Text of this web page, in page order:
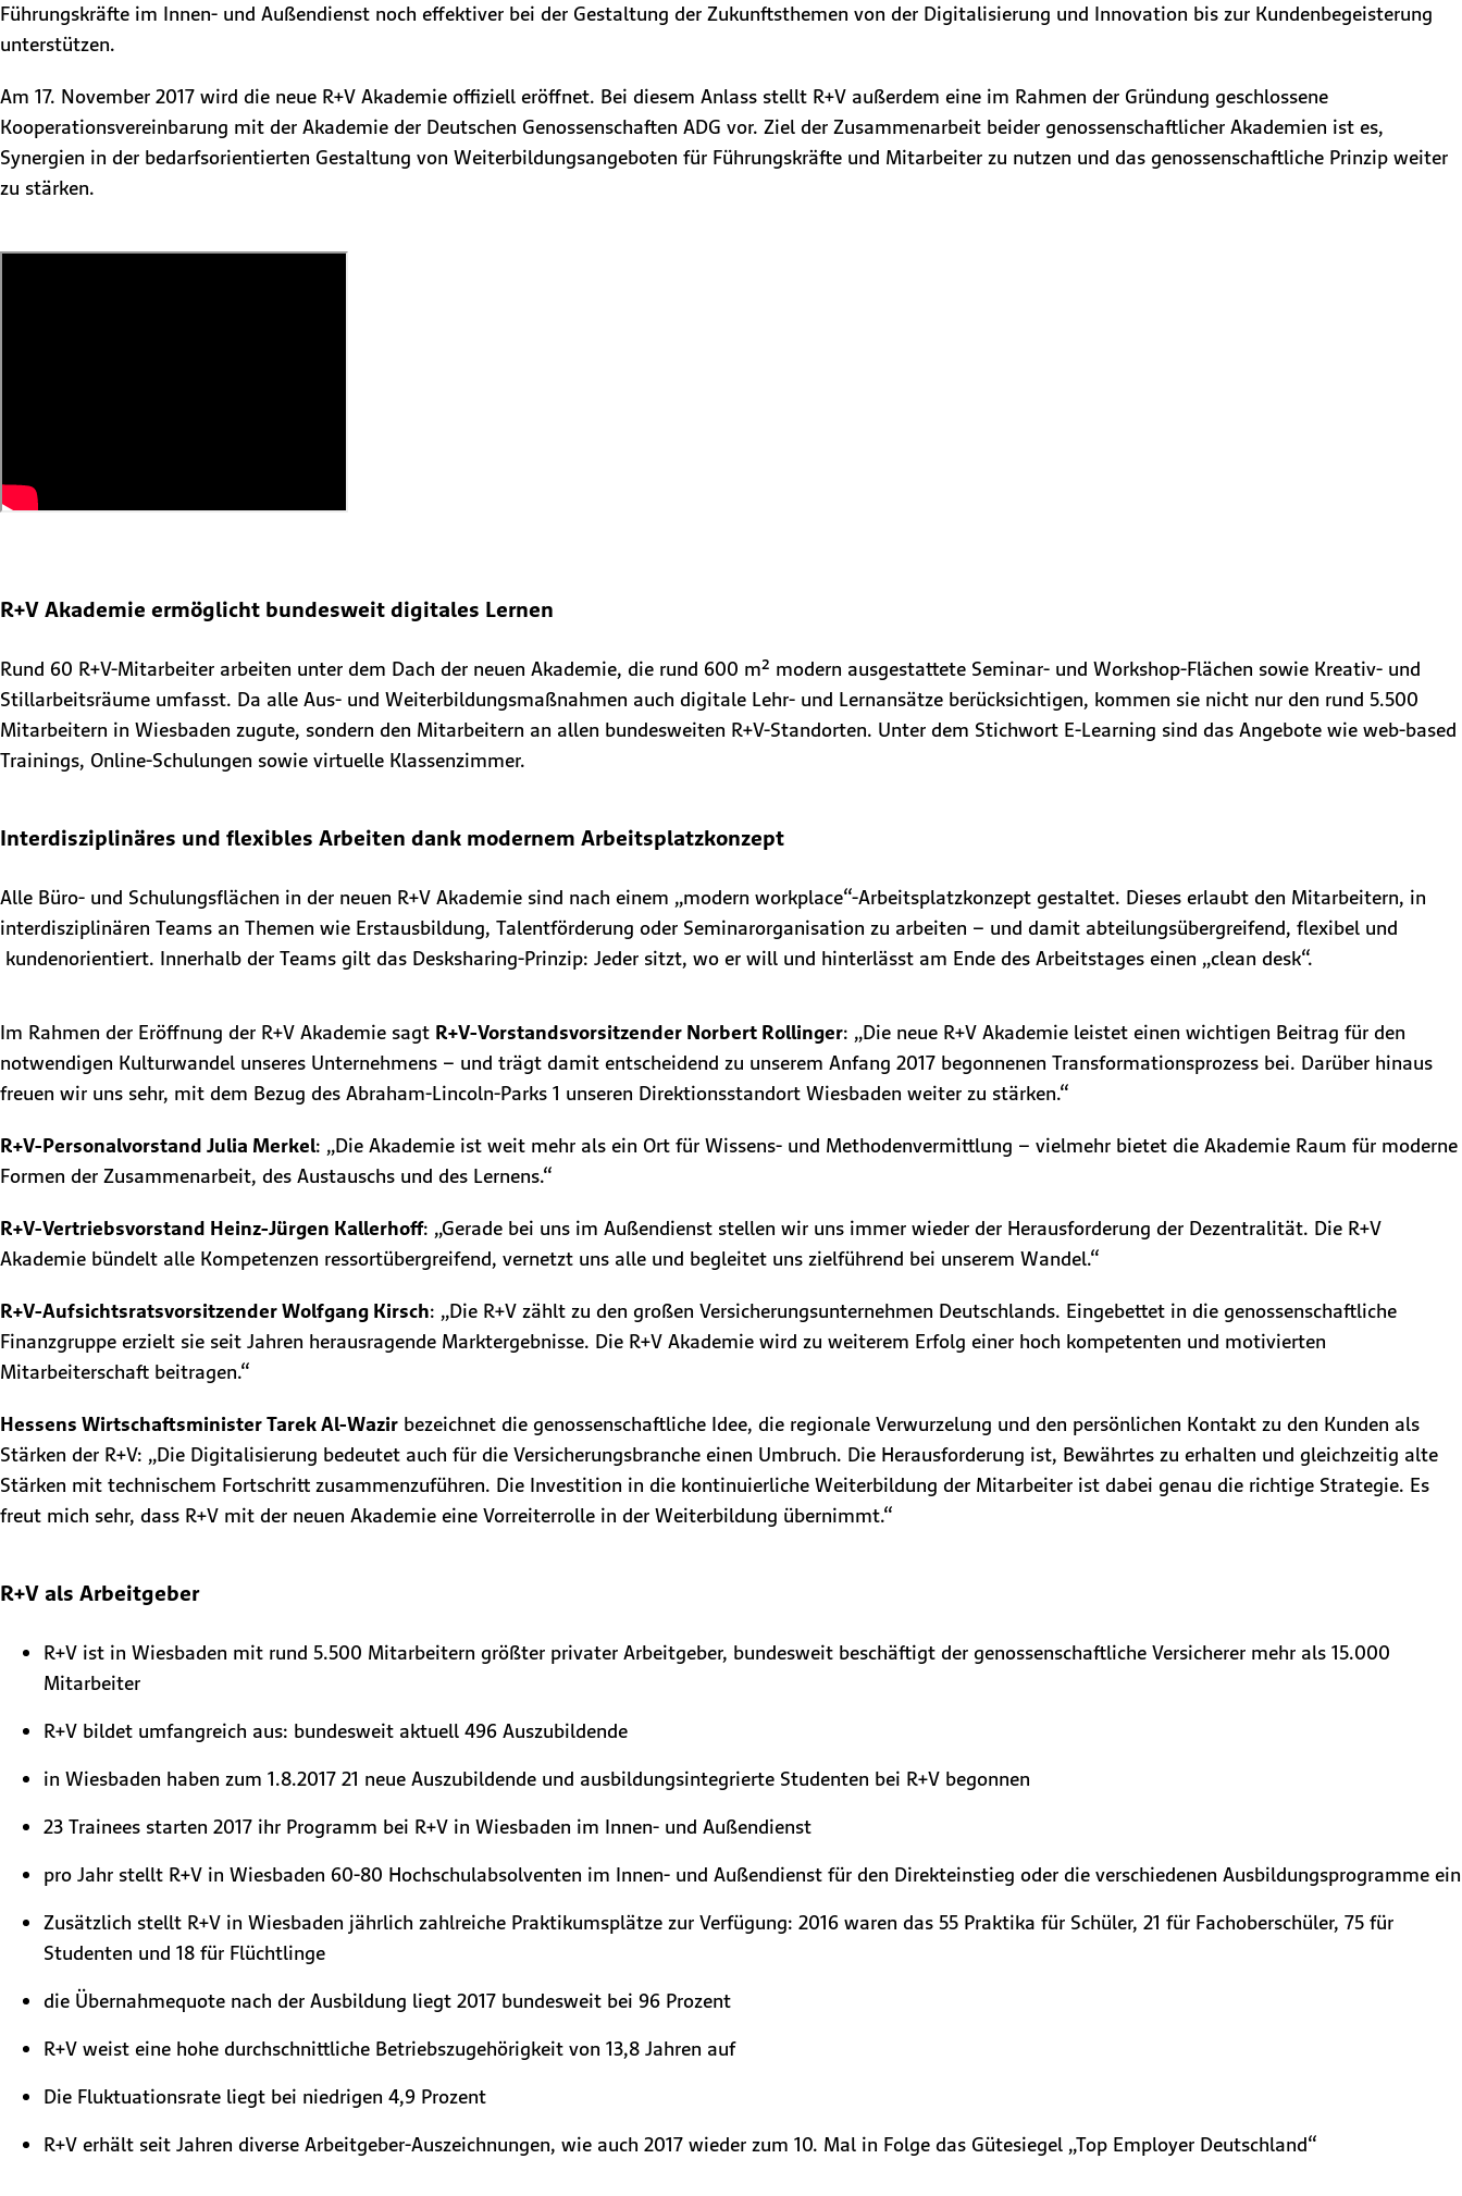
Führungskräfte im Innen- und Außendienst noch effektiver bei der Gestaltung der Zukunftsthemen von der Digitalisierung und Innovation bis zur Kundenbegeisterung
unterstützen.
Am 17. November 2017 wird die neue R+V Akademie offiziell eröffnet. Bei diesem Anlass stellt R+V außerdem eine im Rahmen der Gründung geschlossene
Kooperationsvereinbarung mit der Akademie der Deutschen Genossenschaften ADG vor. Ziel der Zusammenarbeit beider genossenschaftlicher Akademien ist es,
Synergien in der bedarfsorientierten Gestaltung von Weiterbildungsangeboten für Führungskräfte und Mitarbeiter zu nutzen und das genossenschaftliche Prinzip weiter
zu stärken.
R+V Akademie ermöglicht bundesweit digitales Lernen
Rund 60 R+V-Mitarbeiter arbeiten unter dem Dach der neuen Akademie, die rund 600 m² modern ausgestattete Seminar- und Workshop-Flächen sowie Kreativ- und
Stillarbeitsräume umfasst. Da alle Aus- und Weiterbildungsmaßnahmen auch digitale Lehr- und Lernansätze berücksichtigen, kommen sie nicht nur den rund 5.500
Mitarbeitern in Wiesbaden zugute, sondern den Mitarbeitern an allen bundesweiten R+V-Standorten. Unter dem Stichwort E-Learning sind das Angebote wie web-based
Trainings, Online-Schulungen sowie virtuelle Klassenzimmer.
Interdisziplinäres und flexibles Arbeiten dank modernem Arbeitsplatzkonzept
Alle Büro- und Schulungsflächen in der neuen R+V Akademie sind nach einem „modern workplace“-Arbeitsplatzkonzept gestaltet. Dieses erlaubt den Mitarbeitern, in
interdisziplinären Teams an Themen wie Erstausbildung, Talentförderung oder Seminarorganisation zu arbeiten – und damit abteilungsübergreifend, flexibel und
kundenorientiert. Innerhalb der Teams gilt das Desksharing-Prinzip: Jeder sitzt, wo er will und hinterlässt am Ende des Arbeitstages einen „clean desk“.
Im Rahmen der Eröffnung der R+V Akademie sagt R+V-Vorstandsvorsitzender Norbert Rollinger: „Die neue R+V Akademie leistet einen wichtigen Beitrag für den
notwendigen Kulturwandel unseres Unternehmens – und trägt damit entscheidend zu unserem Anfang 2017 begonnenen Transformationsprozess bei. Darüber hinaus
freuen wir uns sehr, mit dem Bezug des Abraham-Lincoln-Parks 1 unseren Direktionsstandort Wiesbaden weiter zu stärken.“
R+V-Personalvorstand Julia Merkel: „Die Akademie ist weit mehr als ein Ort für Wissens- und Methodenvermittlung – vielmehr bietet die Akademie Raum für moderne
Formen der Zusammenarbeit, des Austauschs und des Lernens.“
R+V-Vertriebsvorstand Heinz-Jürgen Kallerhoff: „Gerade bei uns im Außendienst stellen wir uns immer wieder der Herausforderung der Dezentralität. Die R+V
Akademie bündelt alle Kompetenzen ressortübergreifend, vernetzt uns alle und begleitet uns zielführend bei unserem Wandel.“
R+V-Aufsichtsratsvorsitzender Wolfgang Kirsch: „Die R+V zählt zu den großen Versicherungsunternehmen Deutschlands. Eingebettet in die genossenschaftliche
Finanzgruppe erzielt sie seit Jahren herausragende Marktergebnisse. Die R+V Akademie wird zu weiterem Erfolg einer hoch kompetenten und motivierten
Mitarbeiterschaft beitragen.“
Hessens Wirtschaftsminister Tarek Al-Wazir bezeichnet die genossenschaftliche Idee, die regionale Verwurzelung und den persönlichen Kontakt zu den Kunden als
Stärken der R+V: „Die Digitalisierung bedeutet auch für die Versicherungsbranche einen Umbruch. Die Herausforderung ist, Bewährtes zu erhalten und gleichzeitig alte
Stärken mit technischem Fortschritt zusammenzuführen. Die Investition in die kontinuierliche Weiterbildung der Mitarbeiter ist dabei genau die richtige Strategie. Es
freut mich sehr, dass R+V mit der neuen Akademie eine Vorreiterrolle in der Weiterbildung übernimmt.“
R+V als Arbeitgeber
R+V ist in Wiesbaden mit rund 5.500 Mitarbeitern größter privater Arbeitgeber, bundesweit beschäftigt der genossenschaftliche Versicherer mehr als 15.000
Mitarbeiter
R+V bildet umfangreich aus: bundesweit aktuell 496 Auszubildende
in Wiesbaden haben zum 1.8.2017 21 neue Auszubildende und ausbildungsintegrierte Studenten bei R+V begonnen
23 Trainees starten 2017 ihr Programm bei R+V in Wiesbaden im Innen- und Außendienst
pro Jahr stellt R+V in Wiesbaden 60-80 Hochschulabsolventen im Innen- und Außendienst für den Direkteinstieg oder die verschiedenen Ausbildungsprogramme ein
Zusätzlich stellt R+V in Wiesbaden jährlich zahlreiche Praktikumsplätze zur Verfügung: 2016 waren das 55 Praktika für Schüler, 21 für Fachoberschüler, 75 für
Studenten und 18 für Flüchtlinge
die Übernahmequote nach der Ausbildung liegt 2017 bundesweit bei 96 Prozent
R+V weist eine hohe durchschnittliche Betriebszugehörigkeit von 13,8 Jahren auf
Die Fluktuationsrate liegt bei niedrigen 4,9 Prozent
R+V erhält seit Jahren diverse Arbeitgeber-Auszeichnungen, wie auch 2017 wieder zum 10. Mal in Folge das Gütesiegel „Top Employer Deutschland“